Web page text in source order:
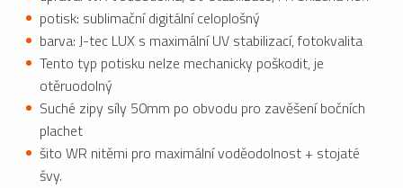
potisk: sublimační digitální celoplošný
barva: J-tec LUX s maximální UV stabilizací, fotokvalita
Tento typ potisku nelze mechanicky poškodit, je
otěruodolný
Suché zipy síly 50mm po obvodu pro zavěšení bočních
plachet
šito WR nitěmi pro maximální voděodolnost + stojaté
švy.